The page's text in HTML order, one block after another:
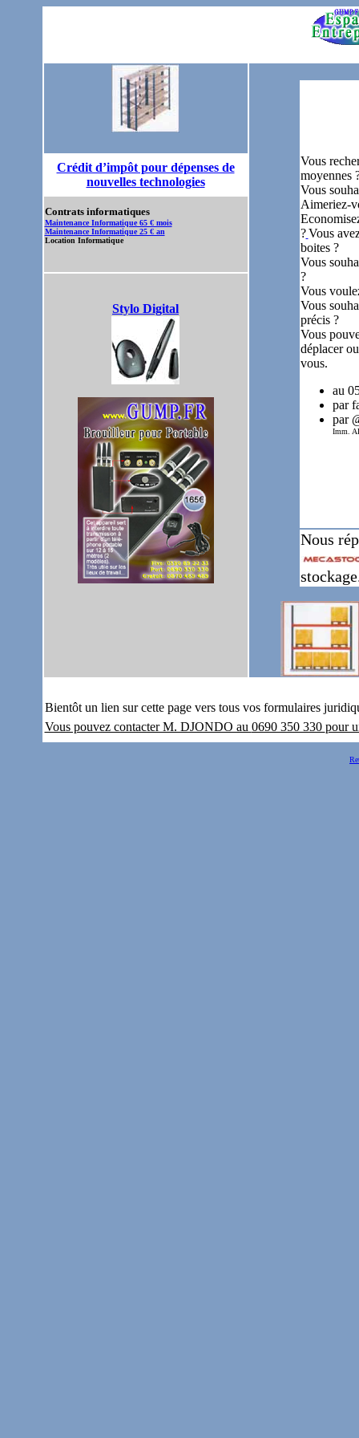
Vous
moyennes
Vous
Aimeriez-
? Vous
boites ?
Vous
?
Vous
Vous
précis ?
Vous
déplacer
vous.
au
par
par
Imm.
Nous
Crédit d’impôt pour dépenses de
nouvelles technologies
Contrats informatiques
Maintenance Informatique 65 € mois
Maintenance Informatique 25 € an
Location Informatique
Stylo Digital
Bientôt un lien sur cette page vers tous vos formulaires
Vous pouvez contacter M. DJONDO au 0690 350 330 pour